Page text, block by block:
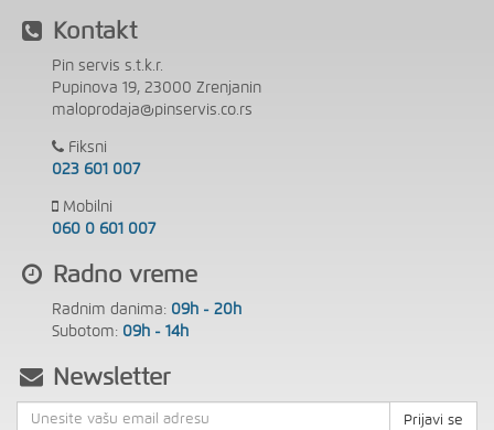
Kontakt
Pin servis s.t.k.r.
Pupinova 19, 23000 Zrenjanin
maloprodaja@pinservis.co.rs
Fiksni
023 601 007
Mobilni
060 0 601 007
Radno vreme
Radnim danima: 09h - 20h
Subotom: 09h - 14h
Newsletter
Prijavi se